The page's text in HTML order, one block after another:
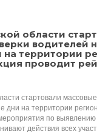
области
водителей
территории
проводит
стартовали
дни на территории
по
действия всех